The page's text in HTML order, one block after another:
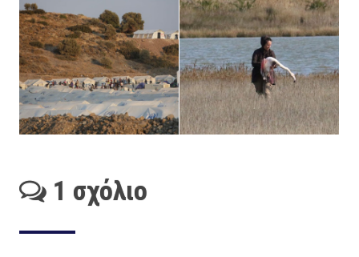
1 σχόλιο